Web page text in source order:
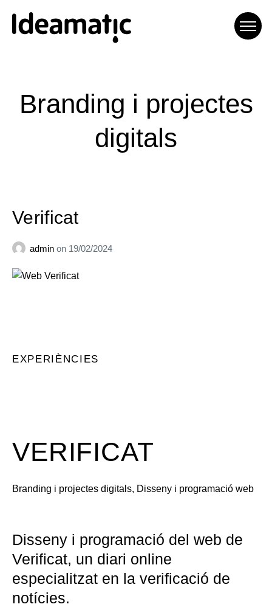
especialitzada en trobar
solucions a mida per a cada
Etiqueta:
Branding i projectes
digitals
Verificat
admin on 19/02/2024
EXPERIÈNCIES
VERIFICAT
Branding i projectes digitals, Disseny i programació web
Disseny i programació del web de
Verificat, un diari online
especialitzat en la verificació de
notícies.